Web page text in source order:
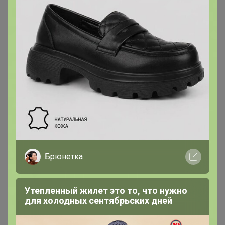
semen.visotsky
Великий магистр
8 ноября, 2021 14:05
Добавьте
www.ikea.com/ru/ru/p/hoestkvaell-hyostkvell-dekora...
Брюнетка
Утепленный жилет это то, что нужно
для холодных сентябрьских дней